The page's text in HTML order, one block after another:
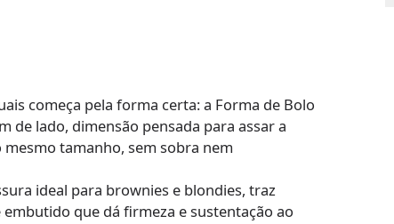
começa pela forma certa: a Forma de Bolo
de lado, dimensão pensada para assar a
tamanho, sem sobra nem
ideal para brownies e blondies, traz
que dá firmeza e sustentação ao